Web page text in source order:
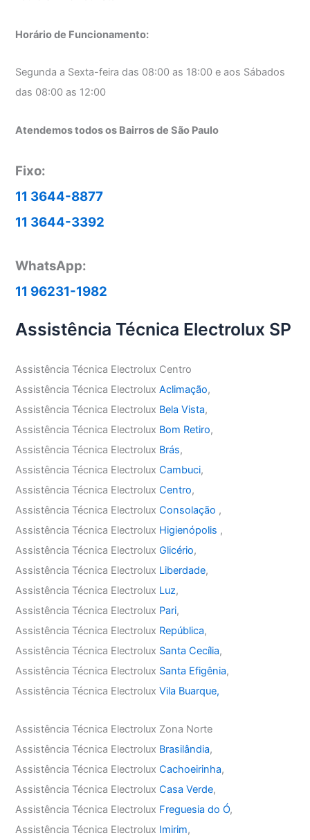
Horário de Funcionamento:
Segunda a Sexta-feira das 08:00 as 18:00 e aos Sábados
das 08:00 as 12:00
Atendemos todos os Bairros de São Paulo
Fixo:
11 3644-8877
11 3644-3392
WhatsApp:
11 96231-1982
Assistência Técnica Electrolux SP
Assistência Técnica Electrolux Centro
Assistência Técnica ElectroluxAclimação,
Assistência Técnica Electrolux Bela Vista,
Assistência Técnica Electrolux Bom Retiro,
Assistência Técnica Electrolux Brás,
Assistência Técnica ElectroluxCambuci,
Assistência Técnica ElectroluxCentro,
Assistência Técnica ElectroluxConsolação ,
Assistência Técnica Electrolux Higienópolis ,
Assistência Técnica ElectroluxGlicério,
Assistência Técnica Electrolux Liberdade,
Assistência Técnica Electrolux Luz,
Assistência Técnica Electrolux Pari,
Assistência Técnica Electrolux República,
Assistência Técnica Electrolux Santa Cecília,
Assistência Técnica Electrolux Santa Efigênia,
Assistência Técnica ElectroluxVila Buarque,
Assistência Técnica Electrolux Zona Norte
Assistência Técnica Electrolux Brasilândia,
Assistência Técnica ElectroluxCachoeirinha,
Assistência Técnica ElectroluxCasa Verde,
Assistência Técnica Electrolux Freguesia do Ó,
Assistência Técnica Electrolux Imirim,